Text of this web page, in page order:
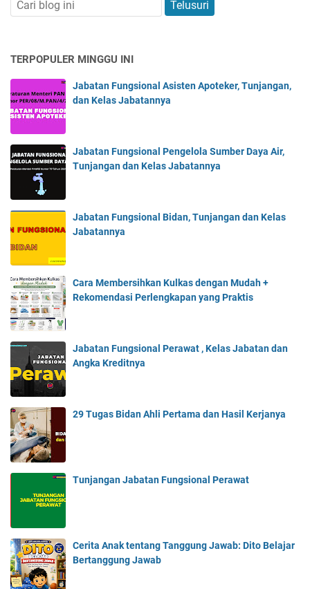
TERPOPULER MINGGU INI
Jabatan Fungsional Asisten Apoteker, Tunjangan,
dan Kelas Jabatannya
Jabatan Fungsional Pengelola Sumber Daya Air,
Tunjangan dan Kelas Jabatannya
Jabatan Fungsional Bidan, Tunjangan dan Kelas
Jabatannya
Cara Membersihkan Kulkas dengan Mudah +
Rekomendasi Perlengkapan yang Praktis
Jabatan Fungsional Perawat , Kelas Jabatan dan
Angka Kreditnya
29 Tugas Bidan Ahli Pertama dan Hasil Kerjanya
Tunjangan Jabatan Fungsional Perawat
Cerita Anak tentang Tanggung Jawab: Dito Belajar
Bertanggung Jawab